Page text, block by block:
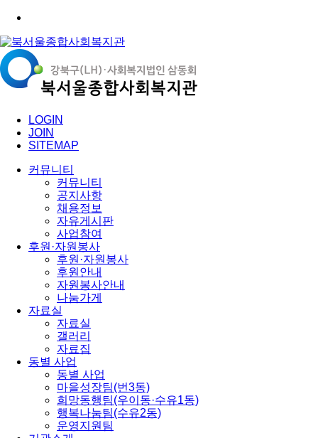
LOGIN
JOIN
SITEMAP
커뮤니티
커뮤니티
공지사항
채용정보
자유게시판
사업참여
후원·자원봉사
후원·자원봉사
후원안내
자원봉사안내
나눔가게
자료실
자료실
갤러리
자료집
동별 사업
동별 사업
마을성장팀(번3동)
희망동행팀(우이동·수유1동)
행복나눔팀(수유2동)
운영지원팀